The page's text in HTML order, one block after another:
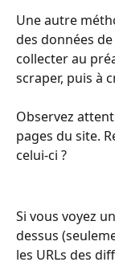
Une autre
des données
collecter au
scraper, puis à
Observez
pages du site.
celui-ci ?
Si vous voyez
dessus
les URLs des